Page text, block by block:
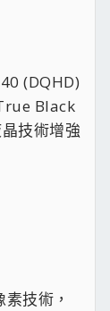
(DQHD)
Black
技術增強
技術，